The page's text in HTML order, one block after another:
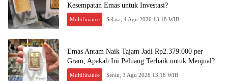
Kesempatan Emas untuk Investasi?
Multifinance Selasa, 4 Agu 2026 13:18 WIB
Emas Antam Naik Tajam Jadi Rp2.379.000 per
Gram, Apakah Ini Peluang Terbaik untuk Menjual?
Multifinance Senin, 3 Agu 2026 13:18 WIB